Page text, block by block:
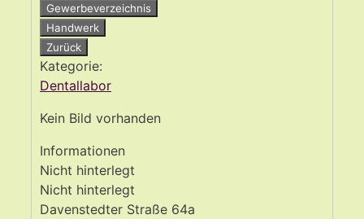
Gewerbeverzeichnis
Handwerk
Zurück
Kategorie:
Dentallabor
Kein Bild vorhanden
Informationen
Nicht hinterlegt
Nicht hinterlegt
Davenstedter Straße 64a